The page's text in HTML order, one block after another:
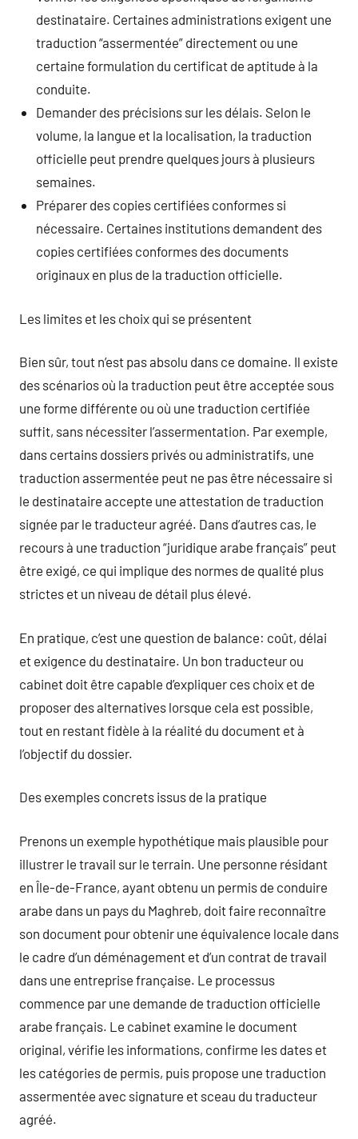
destinataire. Certaines administrations exigent une
traduction “assermentée” directement ou une
certaine formulation du certificat de aptitude à la
conduite.
Demander des précisions sur les délais. Selon le
volume, la langue et la localisation, la traduction
officielle peut prendre quelques jours à plusieurs
semaines.
Préparer des copies certifiées conformes si
nécessaire. Certaines institutions demandent des
copies certifiées conformes des documents
originaux en plus de la traduction officielle.
Les limites et les choix qui se présentent
Bien sûr, tout n’est pas absolu dans ce domaine. Il existe
des scénarios où la traduction peut être acceptée sous
une forme différente ou où une traduction certifiée
suffit, sans nécessiter l’assermentation. Par exemple,
dans certains dossiers privés ou administratifs, une
traduction assermentée peut ne pas être nécessaire si
le destinataire accepte une attestation de traduction
signée par le traducteur agréé. Dans d’autres cas, le
recours à une traduction “juridique arabe français” peut
être exigé, ce qui implique des normes de qualité plus
strictes et un niveau de détail plus élevé.
En pratique, c’est une question de balance: coût, délai
et exigence du destinataire. Un bon traducteur ou
cabinet doit être capable d’expliquer ces choix et de
proposer des alternatives lorsque cela est possible,
tout en restant fidèle à la réalité du document et à
l’objectif du dossier.
Des exemples concrets issus de la pratique
Prenons un exemple hypothétique mais plausible pour
illustrer le travail sur le terrain. Une personne résidant
en Île-de-France, ayant obtenu un permis de conduire
arabe dans un pays du Maghreb, doit faire reconnaître
son document pour obtenir une équivalence locale dans
le cadre d’un déménagement et d’un contrat de travail
dans une entreprise française. Le processus
commence par une demande de traduction officielle
arabe français. Le cabinet examine le document
original, vérifie les informations, confirme les dates et
les catégories de permis, puis propose une traduction
assermentée avec signature et sceau du traducteur
agréé.